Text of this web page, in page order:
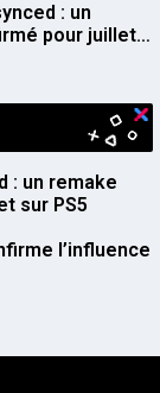
: un
pour juillet
: un remake
sur PS5
l’influence